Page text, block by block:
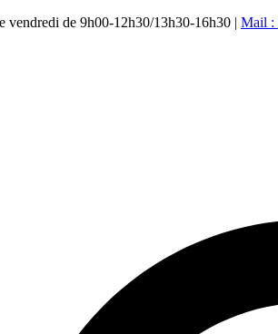
de 9h00-12h30/13h30-16h30 | Mail :